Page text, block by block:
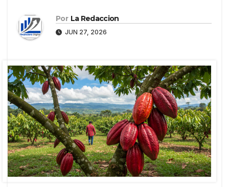
Por La Redaccion
JUN 27, 2026